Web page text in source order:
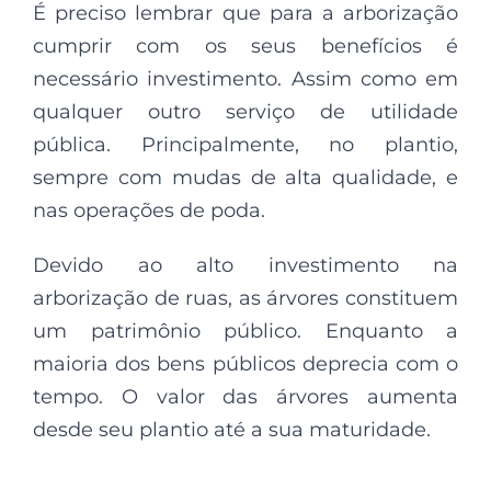
É preciso lembrar que para a arborização
cumprir com os seus benefícios é
necessário investimento. Assim como em
qualquer outro serviço de utilidade
pública. Principalmente, no plantio,
sempre com mudas de alta qualidade, e
nas operações de poda.
Devido ao alto investimento na
arborização de ruas, as árvores constituem
um patrimônio público. Enquanto a
maioria dos bens públicos deprecia com o
tempo. O valor das árvores aumenta
desde seu plantio até a sua maturidade.